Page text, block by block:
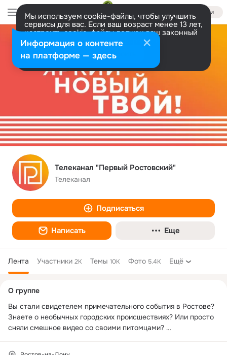
Войти
Мы используем cookie-файлы, чтобы улучшить
сервисы для вас. Если ваш возраст менее 13 лет,
настроить cookie-файлы должен ваш законный
представитель. Больше информации
Разрешить все Настроить
Телеканал "Первый Ростовский"
Телеканал
Подписаться
Написать Еще
Лента Участники 2K Темы 10K Фото 5.4K Ещё
колонка
О группе
Вы стали свидетелем примечательного события в Ростове?
Знаете о необычных городских происшествиях? Или просто
сняли смешное видео со своими питомцами?
группы. Самые интересные попадут в эфир телеканала
Информация о контенте
на платформе — здесь